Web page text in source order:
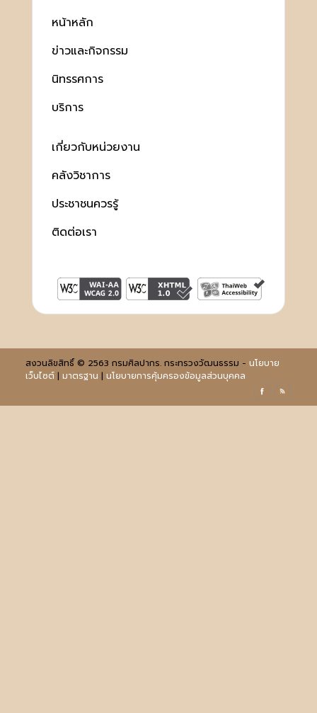
หน้าหลัก
ข่าวและกิจกรรม
นิทรรศการ
บริการ
เกี่ยวกับหน่วยงาน
คลังวิชาการ
ประชาชนควรรู้
ติดต่อเรา
สงวนลิขสิทธิ์ © 2563 กรมศิลปากร. กระทรวงวัฒนธรรม - นโยบาย
เว็บไซต์| มาตรฐาน | นโยบายการคุ้มครองข้อมูลส่วนบุคคล